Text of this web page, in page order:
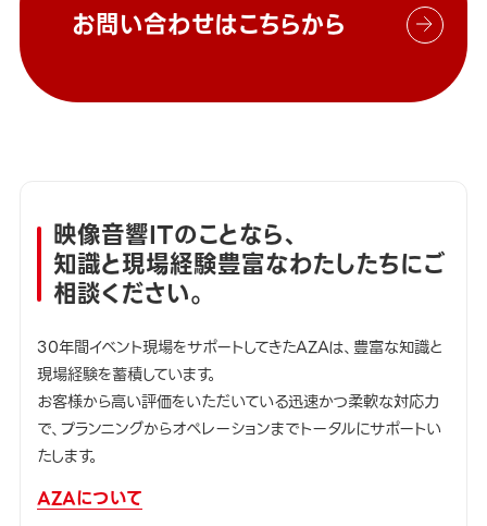
お問い合わせはこちらから
映像音響ITのことなら、
知識と現場経験豊富なわたしたちにご
相談ください。
30年間イベント現場をサポートしてきたAZAは、豊富な知識と
現場経験を蓄積しています。
お客様から高い評価をいただいている迅速かつ柔軟な対応力
で、プランニングからオペレーションまでトータルにサポートい
たします。
AZAについて